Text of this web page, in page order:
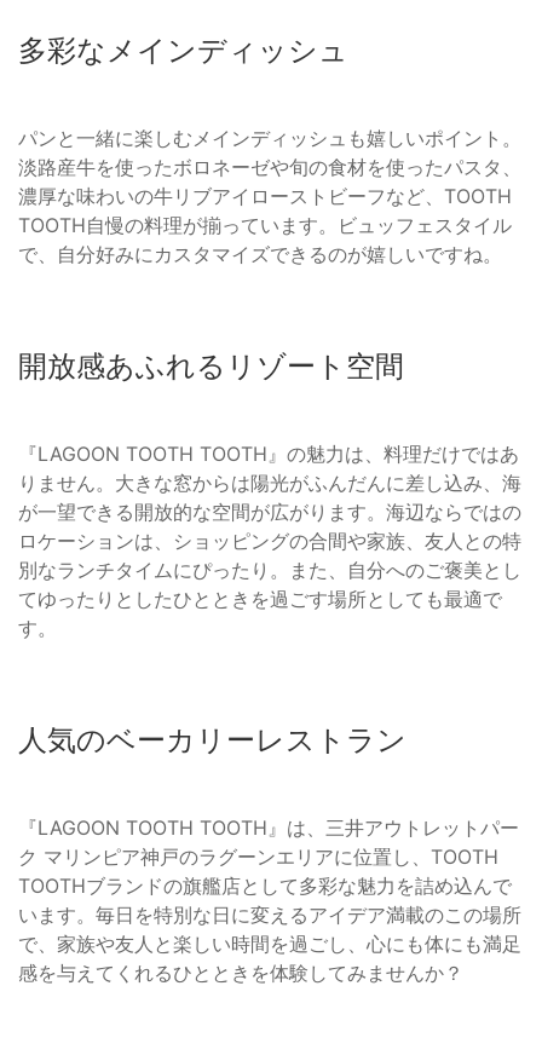
多彩なメインディッシュ
パンと一緒に楽しむメインディッシュも嬉しいポイント。
淡路産牛を使ったボロネーゼや旬の食材を使ったパスタ、
濃厚な味わいの牛リブアイローストビーフなど、TOOTH
TOOTH自慢の料理が揃っています。ビュッフェスタイル
で、自分好みにカスタマイズできるのが嬉しいですね。
開放感あふれるリゾート空間
『LAGOON TOOTH TOOTH』の魅力は、料理だけではあ
りません。大きな窓からは陽光がふんだんに差し込み、海
が一望できる開放的な空間が広がります。海辺ならではの
ロケーションは、ショッピングの合間や家族、友人との特
別なランチタイムにぴったり。また、自分へのご褒美とし
てゆったりとしたひとときを過ごす場所としても最適で
す。
人気のベーカリーレストラン
『LAGOON TOOTH TOOTH』は、三井アウトレットパー
ク マリンピア神戸のラグーンエリアに位置し、TOOTH
TOOTHブランドの旗艦店として多彩な魅力を詰め込んで
います。毎日を特別な日に変えるアイデア満載のこの場所
で、家族や友人と楽しい時間を過ごし、心にも体にも満足
感を与えてくれるひとときを体験してみませんか？